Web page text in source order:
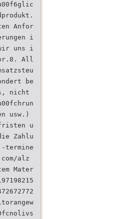
Anfor
i
wir uns i
All
be
nicht
usw.)
u
Zahlu
termine
alz
Mater